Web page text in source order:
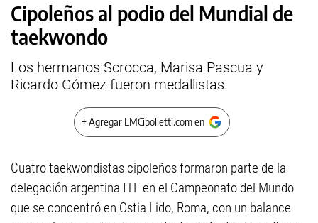
Cipoleños al podio del Mundial de
taekwondo
Los hermanos Scrocca, Marisa Pascua y
Ricardo Gómez fueron medallistas.
+ Agregar LMCipolletti.com en
Cuatro taekwondistas cipoleños formaron parte de la
delegación argentina ITF en el Campeonato del Mundo
que se concentró en Ostia Lido, Roma, con un balance